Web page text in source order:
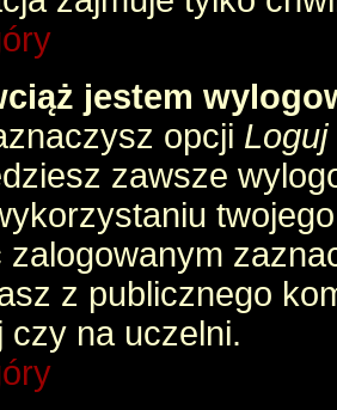
jestem
opcji
zawsze
zalogowanym
z publicznego
czy na uczelni.